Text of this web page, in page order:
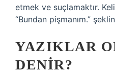
etmek ve suçlamaktır.
“Bundan pişmanım.”
YAZIKLAR
DENIR?